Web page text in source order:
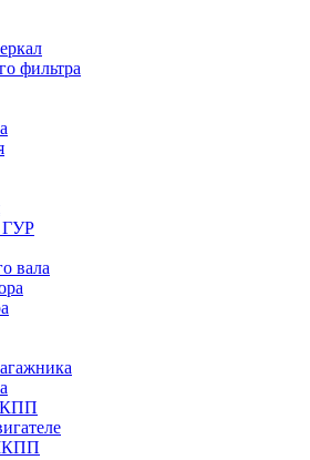
фильтра
ГУР
вала